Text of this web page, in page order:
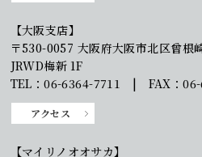
【大阪支店】
〒530-0057 大阪府大阪市北区曾根
JRWD梅新 1F
TEL：06-6364-7711 | FAX：06-
アクセス
【マイリノオオサカ】